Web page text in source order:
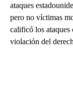
ataques
pero no víctimas
calificó los ataques
violación del